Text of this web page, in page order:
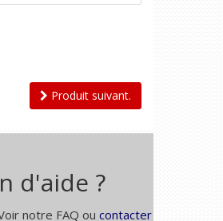
Produit suivant.
d'aide ?
notre FAQ ou contacter